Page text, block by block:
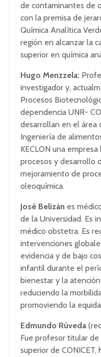
de contaminantes de
con la premisa de
Química Analítica
región en alcanzar la
superior en química
Hugo Menzzela:
investigador y,
Procesos
dependencia UNR-
desarrollan en el área
Ingeniería de
KECLON una
procesos y desarrollo
mejoramiento de
oleoquímica.
José Belizán es
de la Universidad. Es
médico obstetra. Es
intervenciones
evidencia y de bajo
infantil durante el
bienestar y la
reduciendo la
promoviendo la
Edmundo Rúveda
Fue profesor titular
superior de CONICET,